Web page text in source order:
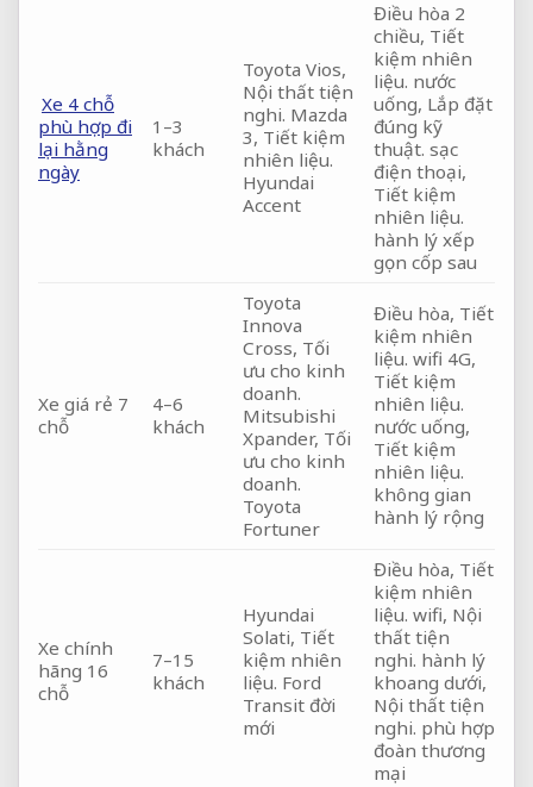
Xe 4 chỗ
phù hợp đi
lại hằng
ngày
1–3
khách
Toyota Vios,
Nội thất tiện
nghi. Mazda
3, Tiết kiệm
nhiên liệu.
Hyundai
Accent
Điều hòa 2
chiều, Tiết
kiệm nhiên
liệu. nước
uống, Lắp đặt
đúng kỹ
thuật. sạc
điện thoại,
Tiết kiệm
nhiên liệu.
hành lý xếp
gọn cốp sau
Xe giá rẻ 7
chỗ
4–6
khách
Toyota
Innova
Cross, Tối
ưu cho kinh
doanh.
Mitsubishi
Xpander, Tối
ưu cho kinh
doanh.
Toyota
Fortuner
Điều hòa, Tiết
kiệm nhiên
liệu. wifi 4G,
Tiết kiệm
nhiên liệu.
nước uống,
Tiết kiệm
nhiên liệu.
không gian
hành lý rộng
Xe chính
hãng 16
chỗ
7–15
khách
Hyundai
Solati, Tiết
kiệm nhiên
liệu. Ford
Transit đời
mới
Điều hòa, Tiết
kiệm nhiên
liệu. wifi, Nội
thất tiện
nghi. hành lý
khoang dưới,
Nội thất tiện
nghi. phù hợp
đoàn thương
mại